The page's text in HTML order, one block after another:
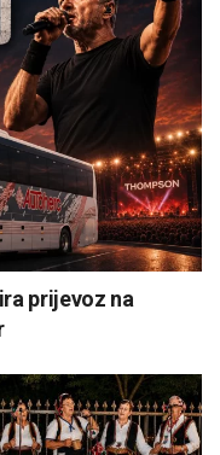
prijevoz na